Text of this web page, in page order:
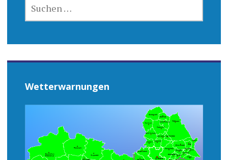
NACH:
Wetterwarnungen